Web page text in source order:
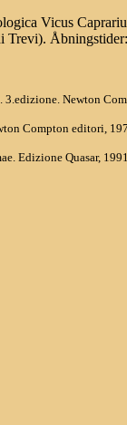
Vicus
Trevi).
Newton
Compton editori,
Edizione Quasar,